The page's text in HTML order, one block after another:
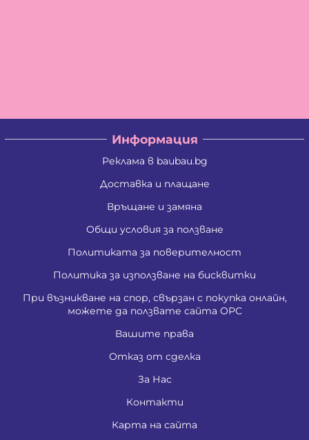
Информация
Реклама в baubau.bg
Доставка и плащане
Връщане и замяна
Общи условия за ползване
Политиката за поверителност
Политика за използване на бисквитки
При възникване на спор, свързан с покупка онлайн,
можете да ползвате сайта ОРС
Вашите права
Отказ от сделка
За Нас
Контакти
Карта на сайта